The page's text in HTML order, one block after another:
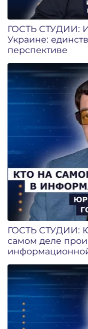
ГОСТЬ СТУДИИ:
Украине:
перспективе
ГОСТЬ СТУДИИ:
самом деле